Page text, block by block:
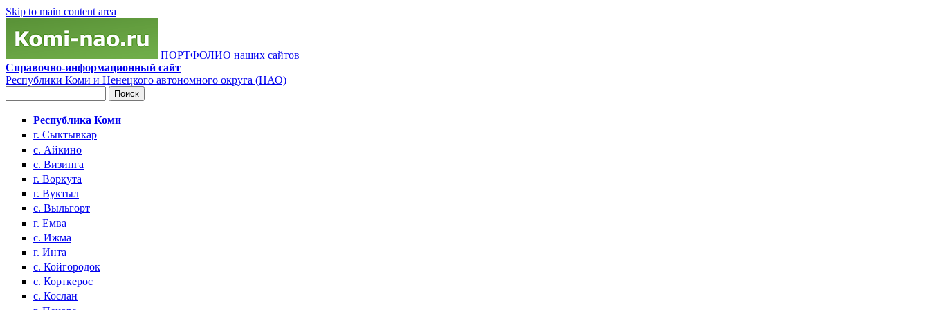
Skip to main content area
ПОРТФОЛИО наших сайтов
Справочно-информационный сайт
Республики Коми и Ненецкого автономного округа (НАО)
Республика Коми
г. Сыктывкар
с. Айкино
с. Визинга
г. Воркута
г. Вуктыл
с. Выльгорт
г. Емва
с. Ижма
г. Инта
с. Койгородок
с. Корткерос
с. Кослан